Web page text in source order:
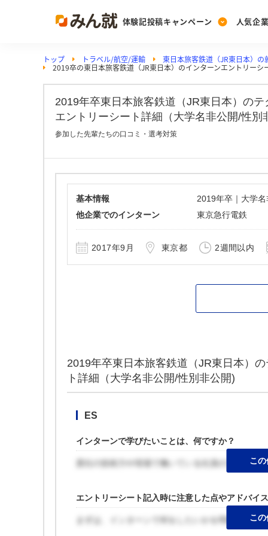
体験記投稿キャンペーン
Post
人気企
Ranking
Vote
投票する
PickUp
動画で知ろう！業界
トップ トラベル/航空/運輸 東日本旅客鉄道（JR東日本）の
2019卒の東日本旅客鉄道（JR東日本）のインターンエントリーシ
2019年卒東日本旅客鉄道（JR東日本）の
エントリーシート詳細（大学名非公開/性別
参加した先輩たちの口コミ・選考対策
基本情報
2019年卒｜大学
他企業でのインターン
東京急行電鉄
2017年9月 東京都 2週間以内
2019年卒東日本旅客鉄道（JR東日本）
ト詳細（大学名非公開/性別非公開)
ES
インターンで学びたいことは、何ですか？
貴社の技術力や現場で働いている社員の方の技術
こ
エントリーシート記入時に注意した点やアドバイス
まずは、インターンで何をしたいかを明確にする
こ